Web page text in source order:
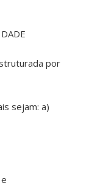
por
sejam: a)